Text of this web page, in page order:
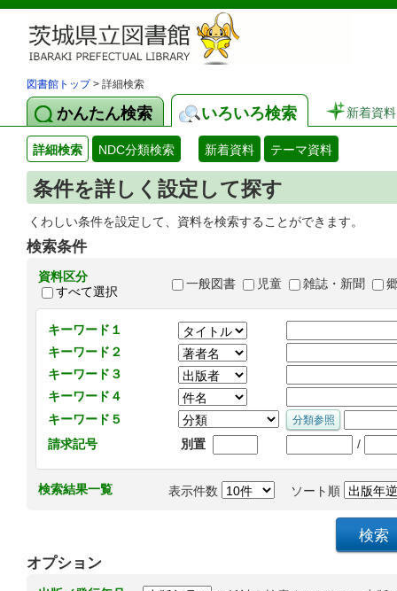
図書館トップ> 詳細検索
かんたん検索 いろいろ検索 新着資料
詳細検索 NDC分類検索 新着資料 テーマ資料
条件を詳しく設定して探す
くわしい条件を設定して、資料を検索することができます。
検索条件
資料区分
すべて選択
一般図書 児童 雑誌・新聞
キーワード１
キーワード２
キーワード３
キーワード４
キーワード５
請求記号
別置 /
検索結果一覧 表示件数 ソート順
オプション